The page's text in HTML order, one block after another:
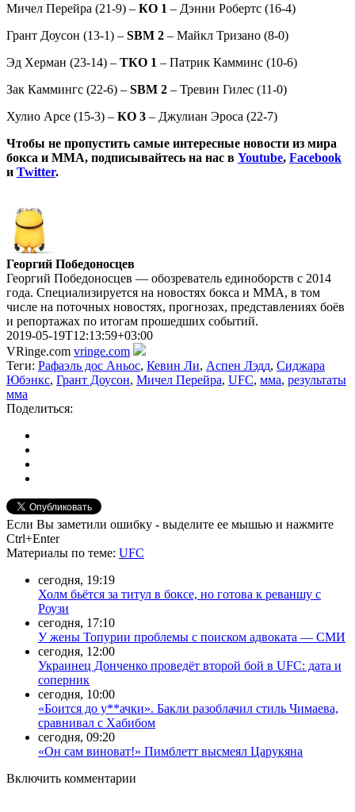
Мичел Перейра (21-9) – КО 1 – Дэнни Робертс (16-4)
Грант Доусон (13-1) – SBM 2 – Майкл Тризано (8-0)
Эд Херман (23-14) – ТКО 1 – Патрик Камминс (10-6)
Зак Каммингс (22-6) – SBM 2 – Тревин Гилес (11-0)
Хулио Арсе (15-3) – КО 3 – Джулиан Эроса (22-7)
Чтобы не пропустить самые интересные новости из мира
бокса и ММА, подписывайтесь на нас в Youtube, Facebook
и Twitter.
Георгий Победоносцев
Георгий Победоносцев — обозреватель единоборств с 2014
года. Специализируется на новостях бокса и ММА, в том
числе на поточных новостях, прогнозах, представлениях боёв
и репортажах по итогам прошедших событий.
2019-05-19T12:13:59+03:00
VRinge.com vringe.com
Теги: Рафаэль дос Аньос, Кевин Ли, Аспен Лэдд, Сиджара
Юбэнкс, Грант Доусон, Мичел Перейра, UFC, мма, результаты
мма
Поделиться:
Если Вы заметили ошибку - выделите ее мышью и нажмите
Ctrl+Enter
Материалы по теме: UFC
сегодня, 19:19
Холм бьётся за титул в боксе, но готова к реваншу с
Роузи
сегодня, 17:10
У жены Топурии проблемы с поиском адвоката — СМИ
сегодня, 12:00
Украинец Донченко проведёт второй бой в UFC: дата и
соперник
сегодня, 10:00
«Боится до у**ачки». Бакли разоблачил стиль Чимаева,
сравнивал с Хабибом
сегодня, 09:20
«Он сам виноват!» Пимблетт высмеял Царукяна
Включить комментарии